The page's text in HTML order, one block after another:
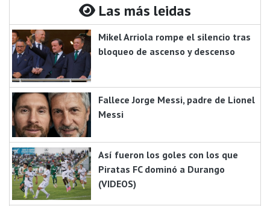
Las más leidas
Mikel Arriola rompe el silencio tras
bloqueo de ascenso y descenso
Fallece Jorge Messi, padre de Lionel
Messi
Así fueron los goles con los que
Piratas FC dominó a Durango
(VIDEOS)